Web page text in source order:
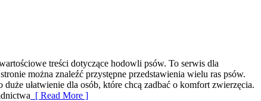
treści dotyczące hodowli psów. To serwis dla
można znaleźć przystępne przedstawienia wielu ras psów.
ułatwienie dla osób, które chcą zadbać o komfort zwierzęcia.
[ Read More ]